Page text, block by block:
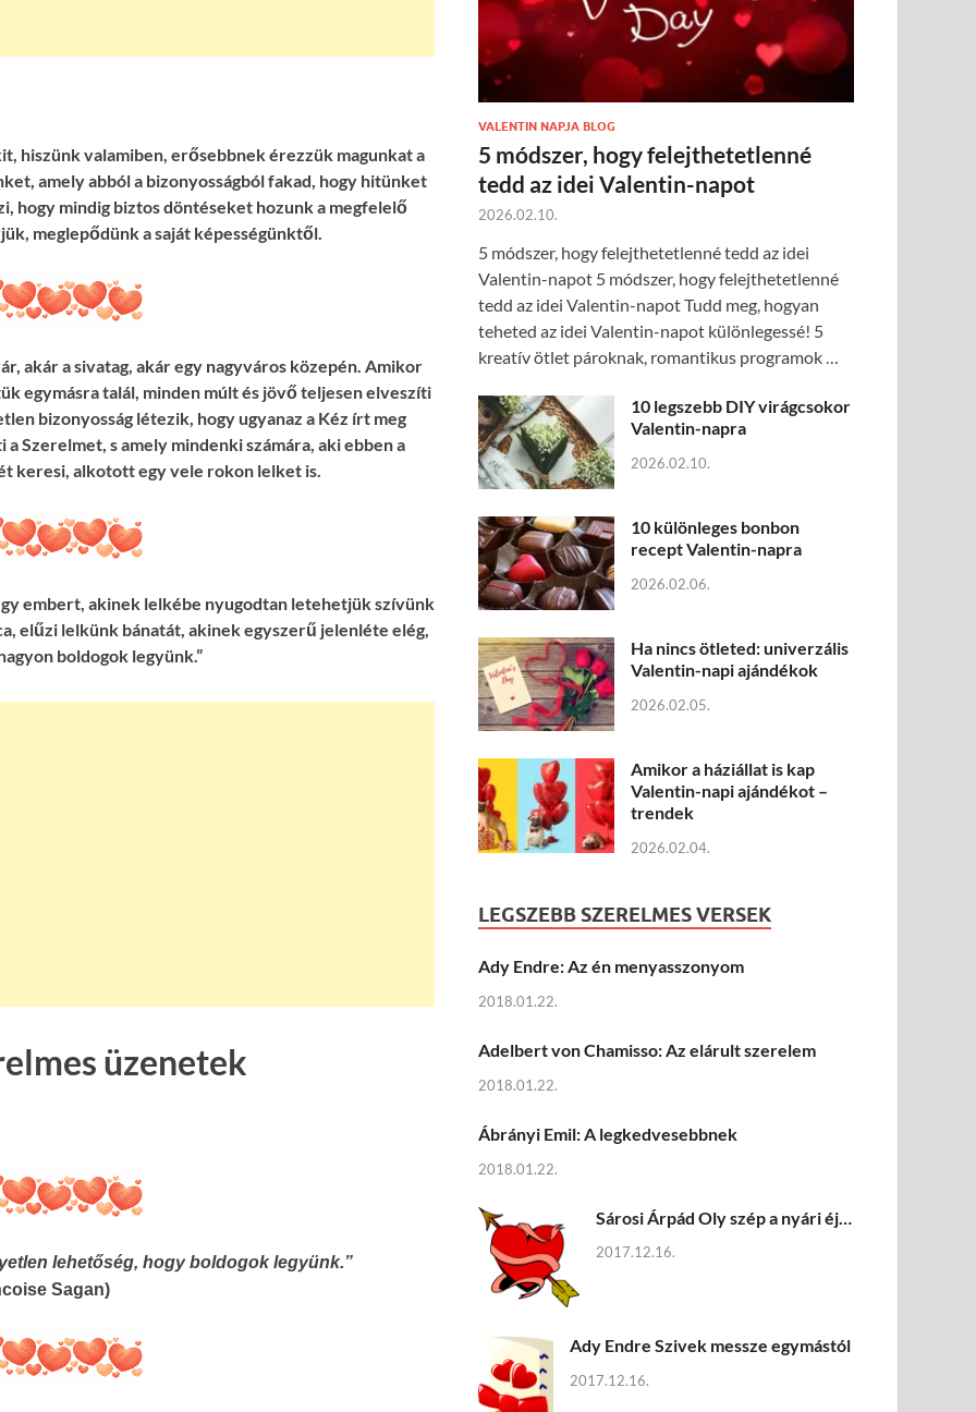
hiszünk valamiben, erősebbnek érezzük magunkat a
amely abból a bizonyosságból fakad, hogy hitünket
hogy mindig biztos döntéseket hozunk a megfelelő
meglepődünk a saját képességünktől.
akár a sivatag, akár egy nagyváros közepén. Amikor
egymásra talál, minden múlt és jövő teljesen elveszíti
bizonyosság létezik, hogy ugyanaz a Kéz írt meg
Szerelmet, s amely mindenki számára, aki ebben a
keresi, alkotott egy vele rokon lelket is.
embert, akinek lelkébe nyugodtan letehetjük szívünk
elűzi lelkünk bánatát, akinek egyszerű jelenléte elég,
boldogok legyünk.”
üzenetek
lehetőség, hogy boldogok legyünk.”
Sagan)
VALENTIN NAPJA BLOG
5 módszer, hogy felejthetetlenné
tedd az idei Valentin-napot
2026.02.10.
5 módszer, hogy felejthetetlenné tedd az idei
Valentin-napot 5 módszer, hogy felejthetetlenné
tedd az idei Valentin-napot Tudd meg, hogyan
teheted az idei Valentin-napot különlegessé! 5
kreatív ötlet pároknak, romantikus programok …
10 legszebb DIY virágcsokor
Valentin-napra
2026.02.10.
10 különleges bonbon
recept Valentin-napra
2026.02.06.
Ha nincs ötleted: univerzális
Valentin-napi ajándékok
2026.02.05.
Amikor a háziállat is kap
Valentin-napi ajándékot –
trendek
2026.02.04.
LEGSZEBB SZERELMES VERSEK
Ady Endre: Az én menyasszonyom
2018.01.22.
Adelbert von Chamisso: Az elárult szerelem
2018.01.22.
Ábrányi Emil: A legkedvesebbnek
2018.01.22.
Sárosi Árpád Oly szép a nyári éj…
2017.12.16.
Ady Endre Szivek messze egymástól
2017.12.16.